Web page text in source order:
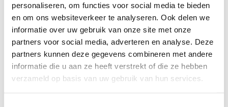
personaliseren, om functies voor social media te bieden
en om ons websiteverkeer te analyseren. Ook delen we
informatie over uw gebruik van onze site met onze
partners voor social media, adverteren en analyse. Deze
partners kunnen deze gegevens combineren met andere
informatie die u aan ze heeft verstrekt of die ze hebben
verzameld op basis van uw gebruik van hun services.
telefoonnummer:070 221 0514
Strafrecht
Oproep politieverhoor
Aanhouding